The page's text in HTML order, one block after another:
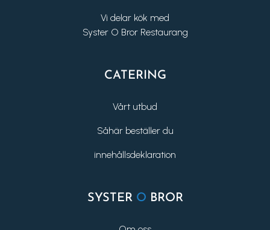
Vi delar kök med
Syster O Bror Restaurang
CATERING
Vårt utbud
Såhär beställer du
innehållsdeklaration
SYSTER O BROR